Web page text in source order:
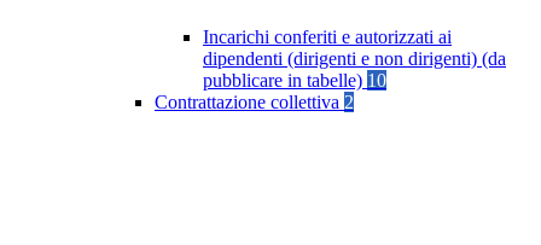
Incarichi conferiti e autorizzati ai
dipendenti (dirigenti e non dirigenti) (da
pubblicare in tabelle) 10
Contrattazione collettiva 2